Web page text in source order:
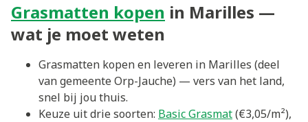
Grasmatten kopen in Marilles —
wat je moet weten
Grasmatten kopen en leveren in Marilles (deel
van gemeente Orp-Jauche) — vers van het land,
snel bij jou thuis.
Keuze uit drie soorten: Basic Grasmat(€3,05/m²),